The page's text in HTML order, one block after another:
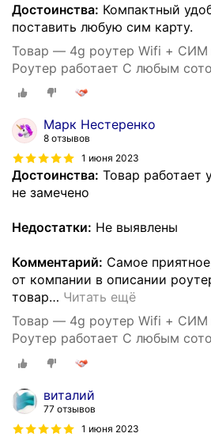
Достоинства: Компактный
поставить любую сим карту.
Товар — 4g роутер Wifi + СИМ
Роутер работает С любым
россии, крыма, СНГ.
требует настроек! Прочный
Марк Нестеренко
8 отзывов
1 июня 2023
Достоинства: Товар работает
не замечено
Недостатки: Не выявлены
Комментарий: Самое
от компании в описании
товар… Читать ещё
Товар — 4g роутер Wifi + СИМ
Роутер работает С любым
россии, крыма, СНГ.
требует настроек! Прочный
виталий
77 отзывов
1 июня 2023